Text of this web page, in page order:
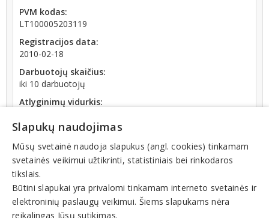
PVM kodas:
LT100005203119
Registracijos data:
2010-02-18
Darbuotojų skaičius:
iki 10 darbuotojų
Atlyginimų vidurkis:
SoDra įmokų suma:
3 136,12 € (2026 m. 06 mėn.)
Apyvarta:
63 151 385 €, pelnas po mokesčių 3,9 % (2025 m.)
Slapukų naudojimas
Mūsų svetainė naudoja slapukus (angl. cookies) tinkamam
svetainės veikimui užtikrinti, statistiniais bei rinkodaros
tikslais.
Būtini slapukai yra privalomi tinkamam interneto svetainės ir
elektroninių paslaugų veikimui. Šiems slapukams nėra
reikalingas Jūsų sutikimas.